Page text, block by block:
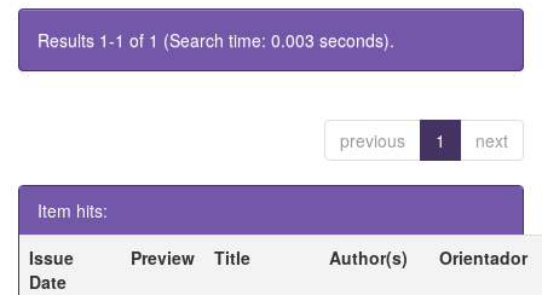
Results 1-1 of 1 (Search time: 0.003 seconds).
previous 1 next
Item hits:
Issue
Date
Preview Title Author(s) Orientador